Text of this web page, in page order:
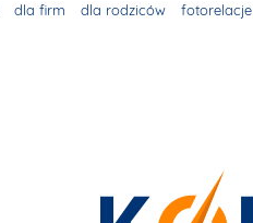
dla firm dla rodziców fotorelacje